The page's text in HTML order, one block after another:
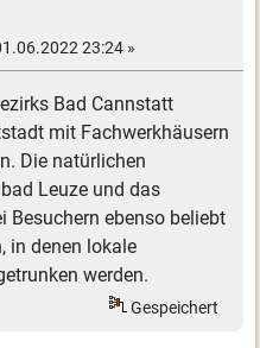
23:24 »
Bad Cannstatt
mit Fachwerkhäusern
Die natürlichen
Leuze und das
Besuchern ebenso beliebt
in denen lokale
werden.
Gespeichert